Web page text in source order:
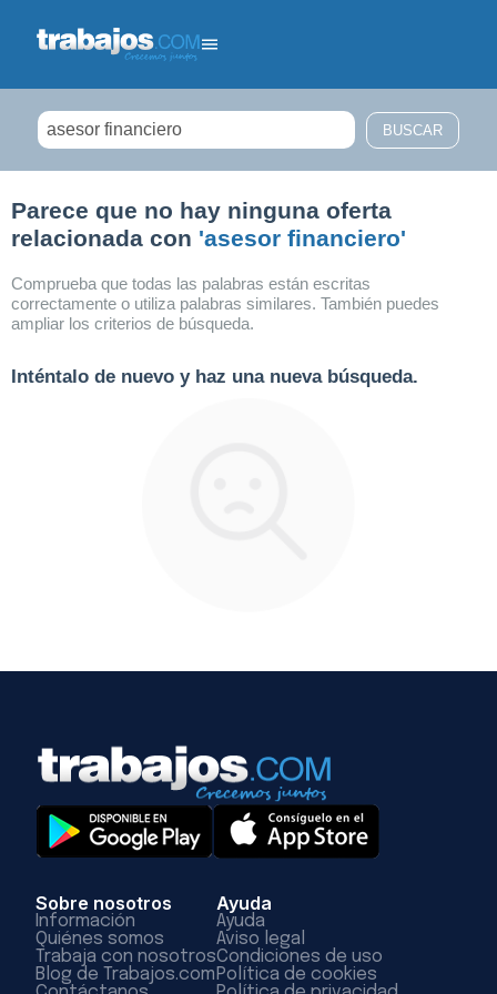
Parece que no hay ninguna oferta
relacionada con 'asesor financiero'
Comprueba que todas las palabras están escritas
correctamente o utiliza palabras similares. También puedes
ampliar los criterios de búsqueda.
Inténtalo de nuevo y haz una nueva búsqueda.
Sobre nosotros
Información
Quiénes somos
Trabaja con nosotros
Blog de Trabajos.com
Ayuda
Ayuda
Aviso legal
Condiciones de uso
Política de cookies